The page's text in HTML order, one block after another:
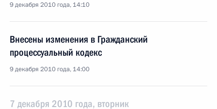
9 декабря 2010 года, 14:10
Внесены изменения в Гражданский
процессуальный кодекс
9 декабря 2010 года, 14:00
7 декабря 2010 года, вторник